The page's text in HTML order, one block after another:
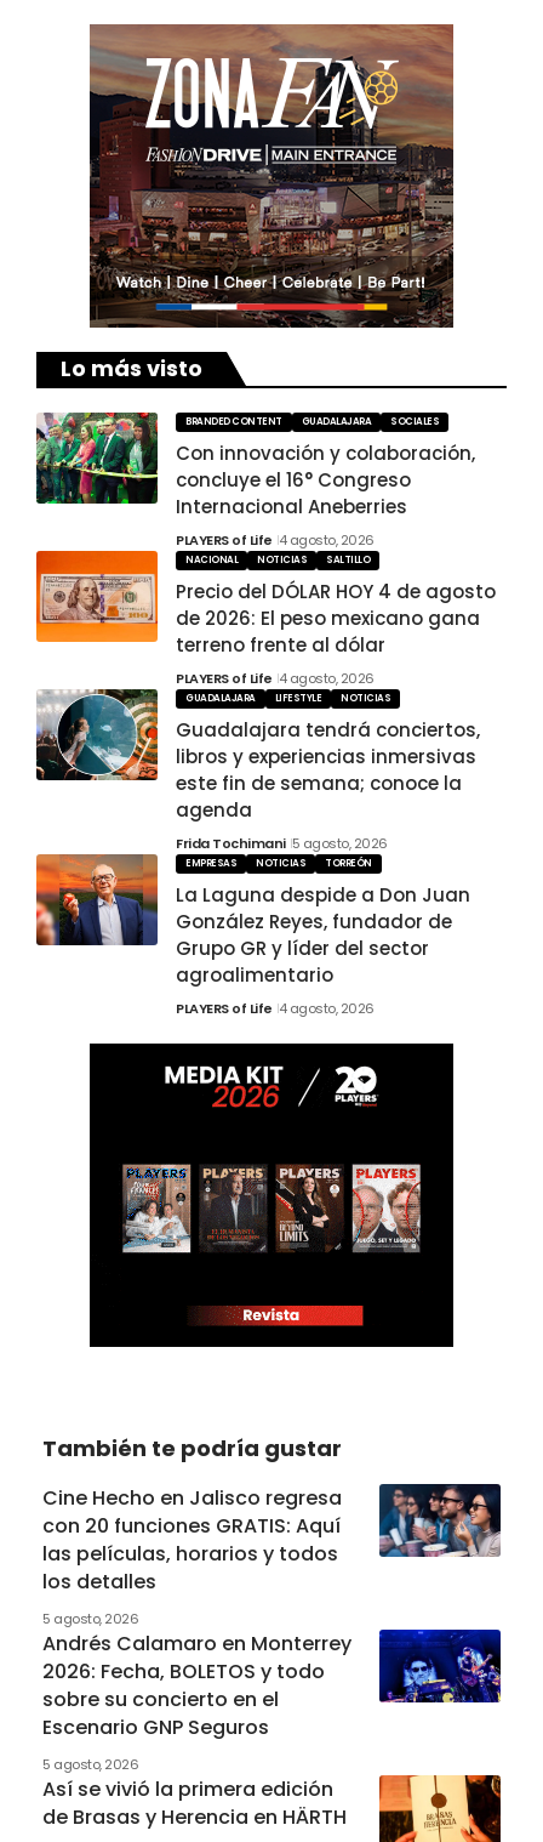
Lo más visto
BRANDED CONTENT GUADALAJARA SOCIALES
Con innovación y colaboración,
concluye el 16° Congreso
Internacional Aneberries
PLAYERS of Life 4 agosto, 2026
NACIONAL NOTICIAS SALTILLO
Precio del DÓLAR HOY 4 de agosto
de 2026: El peso mexicano gana
terreno frente al dólar
PLAYERS of Life 4 agosto, 2026
GUADALAJARA LIFESTYLE NOTICIAS
Guadalajara tendrá conciertos,
libros y experiencias inmersivas
este fin de semana; conoce la
agenda
Frida Tochimani 5 agosto, 2026
EMPRESAS NOTICIAS TORREÓN
La Laguna despide a Don Juan
González Reyes, fundador de
Grupo GR y líder del sector
agroalimentario
PLAYERS of Life 4 agosto, 2026
También te podría gustar
Cine Hecho en Jalisco regresa
con 20 funciones GRATIS: Aquí
las películas, horarios y todos
los detalles
5 agosto, 2026
Andrés Calamaro en Monterrey
2026: Fecha, BOLETOS y todo
sobre su concierto en el
Escenario GNP Seguros
5 agosto, 2026
Así se vivió la primera edición
de Brasas y Herencia en HÄRTH